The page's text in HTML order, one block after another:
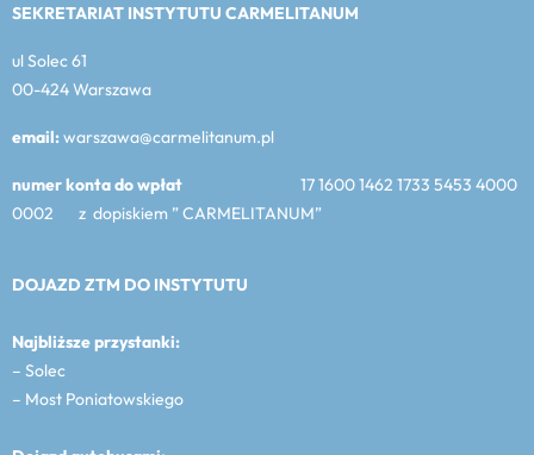
SEKRETARIAT INSTYTUTU CARMELITANUM
ul Solec 61
00-424 Warszawa
email:warszawa@carmelitanum.pl
numer konta do wpłat 17 1600 1462 1733 5453 4000
0002 z dopiskiem ” CARMELITANUM”
DOJAZD ZTM DO INSTYTUTU
Najbliższe przystanki:
– Solec
– Most Poniatowskiego